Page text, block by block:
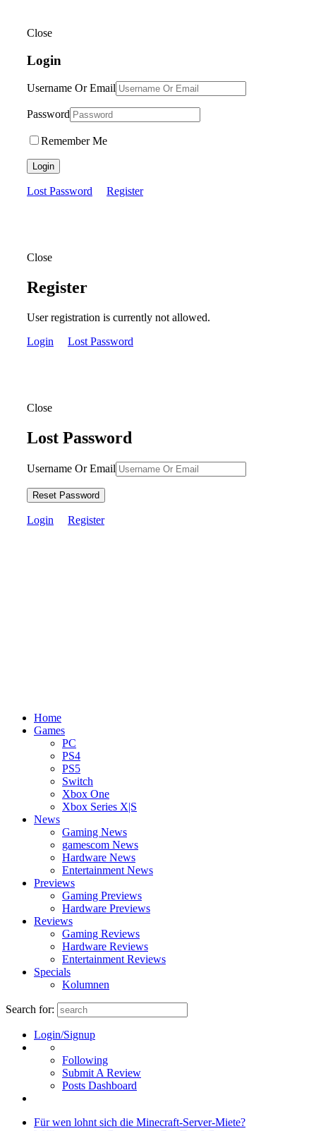
Close
Login
Username Or Email
Password
Remember Me
Login
Lost Password Register
Close
Register
User registration is currently not allowed.
Login
Lost Password
Close
Lost Password
Username Or Email
Reset Password
Login Register
Home
Games
PC
PS4
PS5
Switch
Xbox One
Xbox Series X|S
News
Gaming News
gamescom News
Hardware News
Entertainment News
Previews
Gaming Previews
Hardware Previews
Reviews
Gaming Reviews
Hardware Reviews
Entertainment Reviews
Specials
Kolumnen
Search for:
Login/Signup
Following
Submit A Review
Posts Dashboard
Für wen lohnt sich die Minecraft-Server-Miete?